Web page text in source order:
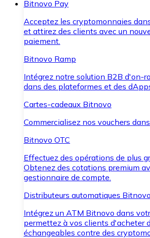
Bitnovo Pay
Acceptez les cryptomonnaies
et attirez des clients avec un
paiement.
Bitnovo Ramp
Intégrez notre solution B2B d'on-
dans des plateformes et des
Cartes-cadeaux Bitnovo
Commercialisez nos vouchers
Bitnovo OTC
Effectuez des opérations de plus
Obtenez des cotations premium
gestionnaire de compte.
Distributeurs automatiques Bitnovo
Intégrez un ATM Bitnovo dans
permettez à vos clients d'acheter
échangeables contre des